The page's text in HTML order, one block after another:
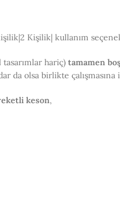
Kişilik| kullanım
hariç) tamamen
da olsa birlikte çalışmasına
keson,